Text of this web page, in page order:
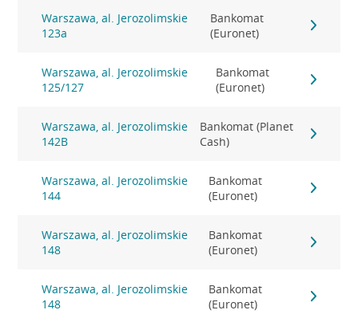
Warszawa, al. Jerozolimskie
123a
Bankomat
(Euronet)
Warszawa, al. Jerozolimskie
125/127
Bankomat
(Euronet)
Warszawa, al. Jerozolimskie
142B
Bankomat (Planet
Cash)
Warszawa, al. Jerozolimskie
144
Bankomat
(Euronet)
Warszawa, al. Jerozolimskie
148
Bankomat
(Euronet)
Warszawa, al. Jerozolimskie
148
Bankomat
(Euronet)